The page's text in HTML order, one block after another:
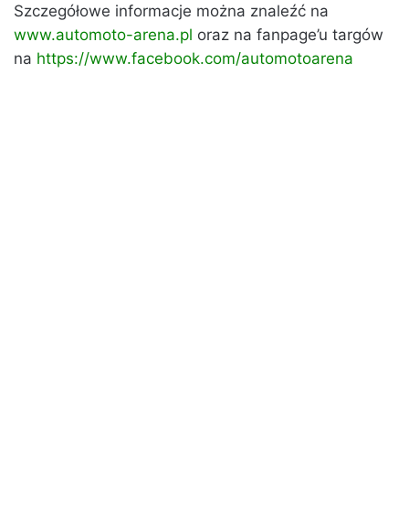
Szczegółowe informacje można znaleźć na
www.automoto-arena.pl oraz na fanpage’u targów
na https://www.facebook.com/automotoarena